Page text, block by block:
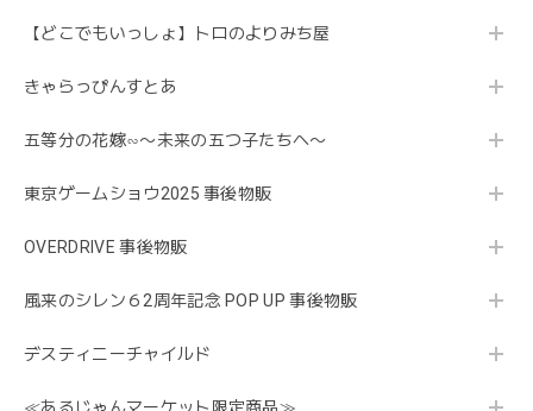
【どこでもいっしょ】トロのよりみち屋
きゃらっぴんすとあ
五等分の花嫁∽〜未来の五つ子たちへ〜
東京ゲームショウ2025 事後物販
OVERDRIVE 事後物販
風来のシレン６2周年記念 POP UP 事後物販
デスティニーチャイルド